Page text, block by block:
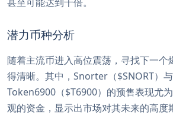
潜力币种分析
随着主流币进入高位震荡，寻找下一个
得清晰。其中，Snorter（$SNORT）与
Token6900（$T6900）的预售表现尤
观的资金，显示出市场对其未来的高度